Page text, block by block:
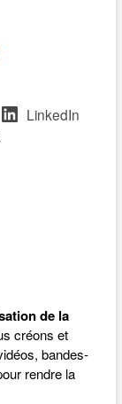
LinkedIn
de la
créons et
bandes-
rendre la